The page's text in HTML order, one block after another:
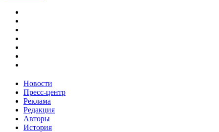
Новости
Пресс-центр
Реклама
Редакция
Авторы
История